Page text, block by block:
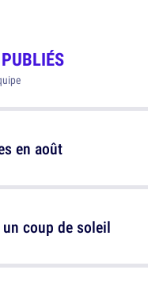
en août
coup de soleil